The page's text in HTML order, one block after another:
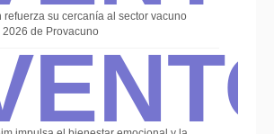
refuerza su cercanía al sector vacuno
de Provacuno